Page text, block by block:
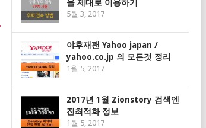
을 제대로 이용하기
5월 3, 2017
야후재팬 Yahoo japan /
yahoo.co.jp 의 모든것 정리
1월 5, 2017
2017년 1월 Zionstory 검색엔
진최적화 정보
1월 5, 2017